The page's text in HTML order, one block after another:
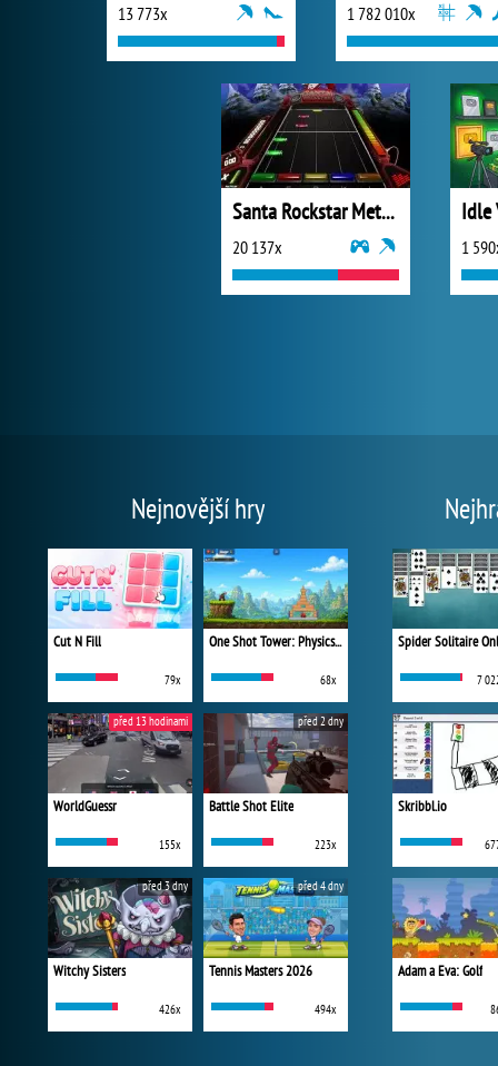
13 773x 1 782 010x
Santa Rockstar Metal Xmas 4
20 137x 1
Nejnovější hry
Cut N Fill
79x
One Shot Tower: Physics Destroyer
68x
WorldGuessr
155x
před 13 hodinami
Battle Shot Elite
223x
před 2 dny
Witchy Sisters
426x
před 3 dny
Tennis Masters 2026
494x
před 4 dny
Spider Solitaire
7
Skribbl.io
Adam a Eva: Golf